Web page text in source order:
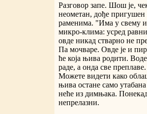
Разговор запе. Шош је,
неометан, дође
раменима. "Има у свему
микро-клима: усред
овде никад стварно не
Па мочваре. Овде је и
ће која њива родити.
раде, а онда све
Можете видети како
њива остане само
неће из димњака.
непрелазни.